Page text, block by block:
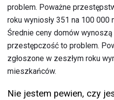
problem. Poważne
roku wyniosły 351 na 100 000
Średnie ceny domów wynoszą
przestępczość to problem.
zgłoszone w zeszłym roku
mieszkańców.
Nie jestem pewien, czy